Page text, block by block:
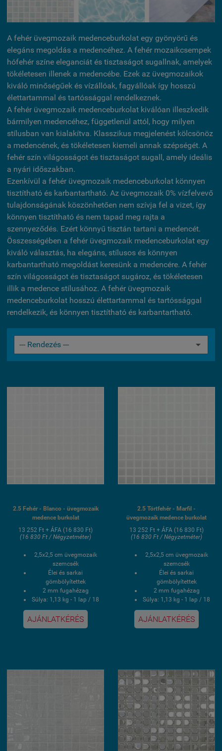
A fehér üvegmozaik medenceburkolat egy gyönyörű és
elegáns megoldás a medencéhez. A fehér mozaikcsempek
hófehér színe eleganciát és tisztaságot sugallnak, amelyek
tökéletesen illenek a medencébe. Ezek az üvegmozaikok
kiváló minőségűek és vízállóak, fagyállóak így hosszú
élettartammal és tartóssággal rendelkeznek.
A fehér üvegmozaik medenceburkolat kiválóan illeszkedik
bármilyen medencéhez, függetlenül attól, hogy milyen
stílusban van kialakítva. Klasszikus megjelenést kölcsönöz
a medencének, és tökéletesen kiemeli annak szépségét. A
fehér szín világosságot és tisztaságot sugall, amely ideális
a nyári időszakban.
Ezenkívül a fehér üvegmozaik medenceburkolat könnyen
tisztítható és karbantartható. Az üvegmozaik 0% vízfelvevő
tulajdonságának köszönhetően nem szívja fel a vizet, így
könnyen tisztítható és nem tapad meg rajta a
szennyeződés. Ezért könnyű tisztán tartani a medencét.
Összességében a fehér üvegmozaik medenceburkolat egy
kiváló választás, ha elegáns, stílusos és könnyen
karbantartható megoldást keresünk a medencére. A fehér
szín világosságot és tisztaságot sugároz, és tökéletesen
illik a medence stílusához. A fehér üvegmozaik
medenceburkolat hosszú élettartammal és tartóssággal
rendelkezik, és könnyen tisztítható és karbantartható.
2.5 Fehér - Blanco - üvegmozaik
medence burkolat
13 252 Ft + ÁFA (16 830 Ft)
(16 830 Ft / Négyzetméter)
2,5x2,5 cm üvegmozaik
szemcsék
Élei és sarkai
gömbölyítettek
2 mm fugahézag
Súlya: 1,13 kg - 1 lap / 18
kg - 1 doboz
1 doboz 2 négyzetmér /
fagyálló wellness
AJÁNLATKÉRÉS
2.5 Törtfehér - Marfil -
üvegmozaik medence burkolat
13 252 Ft + ÁFA (16 830 Ft)
(16 830 Ft / Négyzetméter)
2,5x2,5 cm üvegmozaik
szemcsék
Élei és sarkai
gömbölyítettek
2 mm fugahézag
Súlya: 1,13 kg - 1 lap / 18
kg - 1 doboz
1 doboz 2 négyzetmér /
fagyálló wellness
medence üvegmozaik
burkolat
AJÁNLATKÉRÉS